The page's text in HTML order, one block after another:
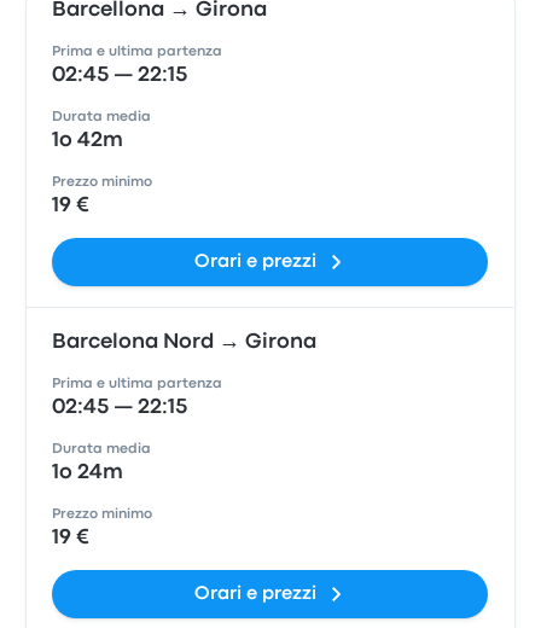
Barcellona → Girona
Prima e ultima partenza
02:45 — 22:15
Durata media
1o 42m
Prezzo minimo
19 €
Orari e prezzi
Barcelona Nord → Girona
Prima e ultima partenza
02:45 — 22:15
Durata media
1o 24m
Prezzo minimo
19 €
Orari e prezzi